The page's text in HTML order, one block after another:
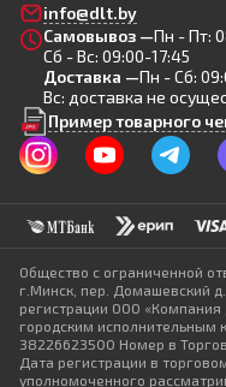
info@dlt.by
Самовывоз —Пн - Пт:
Сб - Вс: 09:00-17:45
Доставка —Пн - Сб:
Вс: доставка не
Пример товарного
Общество с ограниченной
г.Минск, пер. Домашевский
регистрации ООО
городским исполнительным
38226623500 Номер в
Дата регистрации в
уполномоченного